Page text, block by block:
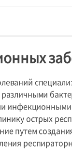
Отделения
острых
путем